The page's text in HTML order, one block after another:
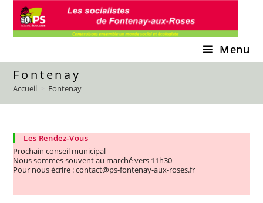
Skip
content
Menu
Fontenay
Accueil Fontenay
Les Rendez-Vous
Prochain conseil municipal
Nous sommes souvent au marché vers 11h30
Pour nous écrire : contact@ps-fontenay-aux-roses.fr